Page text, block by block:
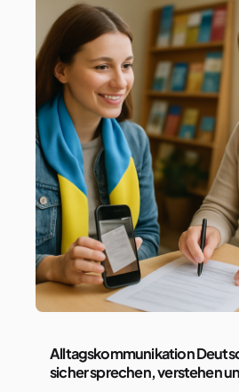
Alltagskommunikation
sicher sprechen, verstehen